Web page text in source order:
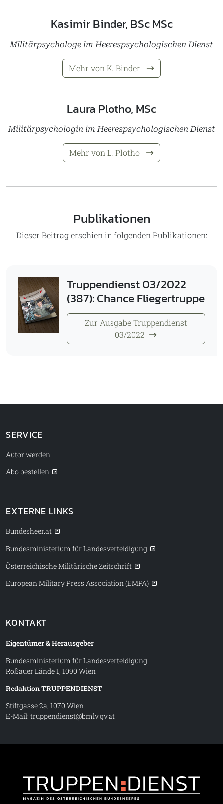
Kasimir Binder, BSc MSc
Militärpsychologe im Heerespsychologischen Dienst
Mehr von K. Binder
Laura Plotho, MSc
Militärpsychologin im Heerespsychologischen Dienst
Mehr von L. Plotho
Publikationen
Dieser Beitrag erschien in folgenden Publikationen:
Truppendienst 03/2022
(387): Chance Fliegertruppe
Zur Ausgabe Truppendienst
03/2022
SERVICE
Autor werden
Abo bestellen
EXTERNE LINKS
Bundesheer.at
Bundesministerium für Landesverteidigung
Österreichische Militärische Zeitschrift
European Military Press Association (EMPA)
KONTAKT
Eigentümer & Herausgeber
Bundesministerium für Landesverteidigung
Roßauer Lände 1, 1090 Wien
Redaktion TRUPPENDIENST
Stiftgasse 2a, 1070 Wien
E-Mail: truppendienst@bmlv.gv.at